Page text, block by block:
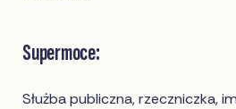
Supermoce:
Służba publiczna, rzeczniczka,